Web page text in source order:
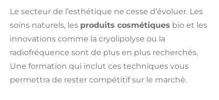
Le secteur de l’esthétique ne cesse d’évoluer. Les
soins naturels, les produits cosmétiques bio et les
innovations comme la cryolipolyse ou la
radiofréquence sont de plus en plus recherchés.
Une formation qui inclut ces techniques vous
permettra de rester compétitif sur le marché.